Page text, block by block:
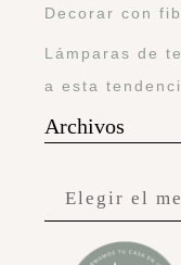
Decorar con
Lámparas de
a esta
Archivos